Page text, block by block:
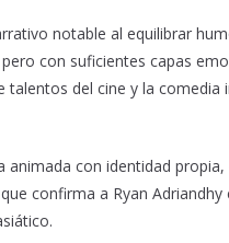
notable al equilibrar
con suficientes capas
del cine y la
con identidad
confirma a Ryan